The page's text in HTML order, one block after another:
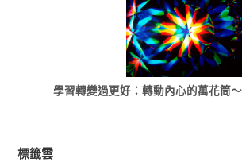
學習轉變過更好：轉動內心的萬花筒
標籤雲